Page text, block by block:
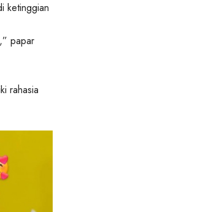
ketinggian
papar
rahasia